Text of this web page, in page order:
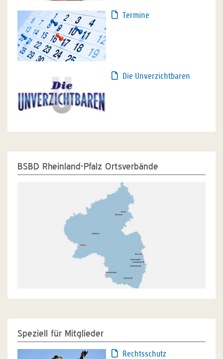
Termine
Die Unverzichtbaren
BSBD Rheinland-Pfalz Ortsverbände
Speziell für Mitglieder
Rechtsschutz